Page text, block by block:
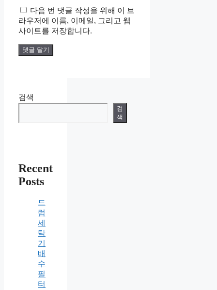
이
트
다음 번 댓글 작성을 위해 이 브
라우저에 이름, 이메일, 그리고 웹
사이트를 저장합니다.
검색
검
색
Recent
Posts
드
럼
세
탁
기
배
수
필
터